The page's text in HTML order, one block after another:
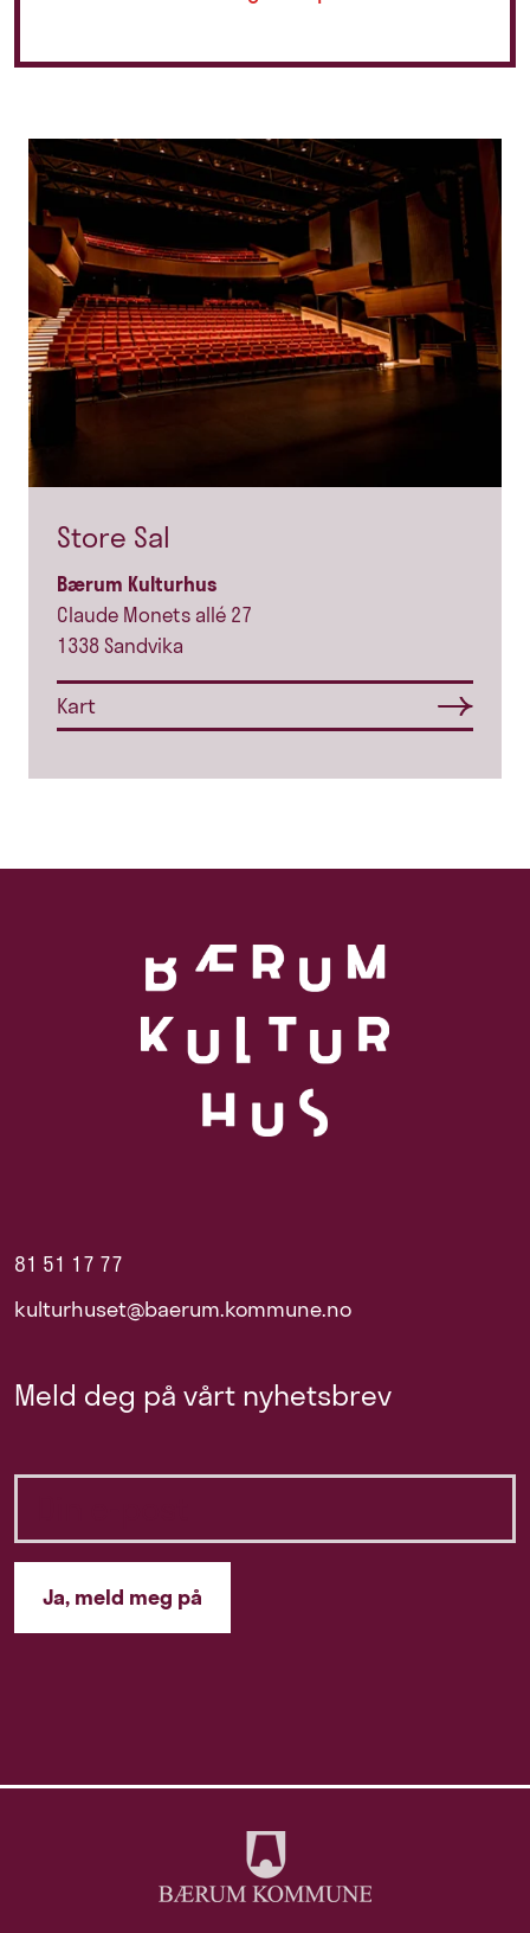
Store Sal
Bærum Kulturhus
Claude Monets allé 27
1338 Sandvika
Kart
81 51 17 77
kulturhuset@baerum.kommune.no
Meld deg på vårt nyhetsbrev